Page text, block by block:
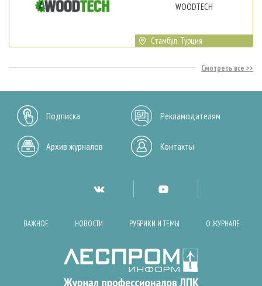
WOODTECH
Стамбул, Турция
Смотреть все
Подписка Рекламодателям
Архив журналов Контакты
ВАЖНОЕ НОВОСТИ РУБРИКИ И ТЕМЫ О ЖУРНАЛЕ